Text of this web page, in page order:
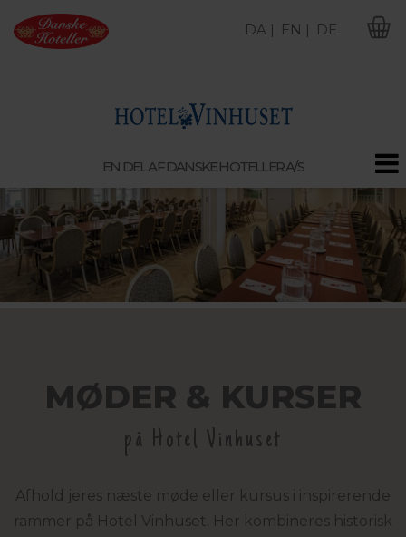
EN DEL AF DANSKE HOTELLER A/S
DA | EN | DE
MØDER & KURSER
på Hotel Vinhuset
Afhold jeres næste møde eller kursus i inspirerende
rammer på Hotel Vinhuset. Her kombineres historisk